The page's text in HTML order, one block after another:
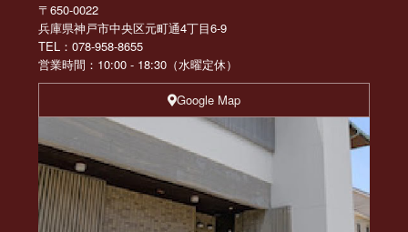
〒650-0022
兵庫県神戸市中央区元町通4丁目6-9
TEL：078-958-8655
営業時間：10:00 - 18:30（水曜定休）
Google Map